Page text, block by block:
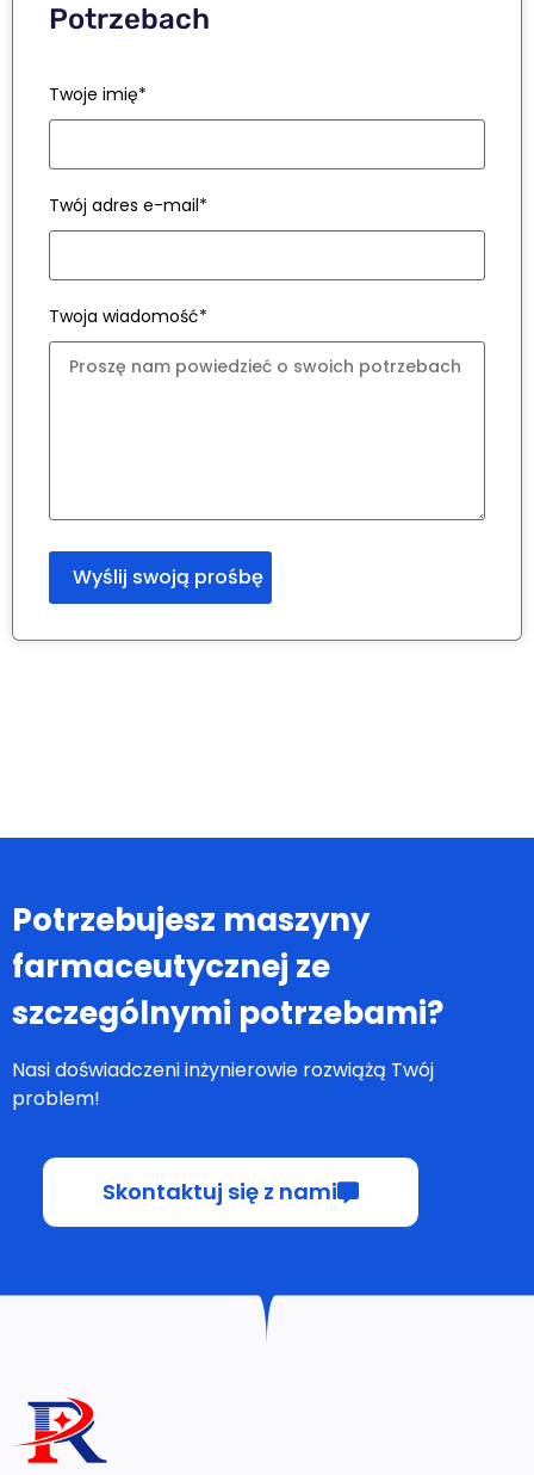
Potrzebach
Potrzebujesz maszyny
farmaceutycznej ze
szczególnymi potrzebami?
Nasi doświadczeni inżynierowie rozwiążą Twój
problem!
Skontaktuj się z nami